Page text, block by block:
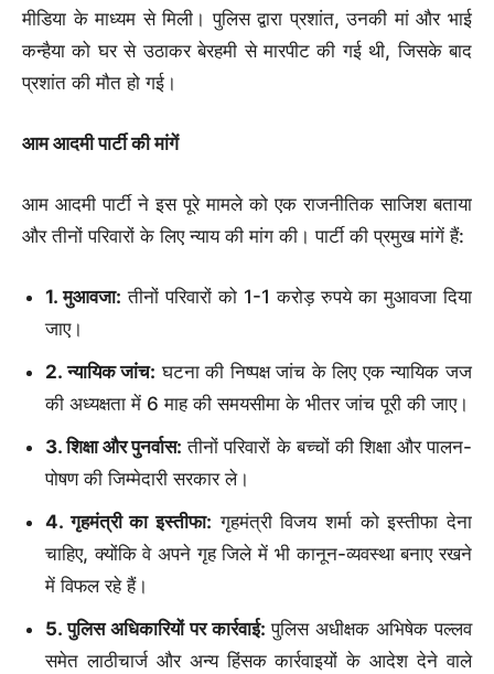
मीडिया के माध्यम से मिली। पुलिस द्वारा प्रशांत, उनकी मां और भाई
कन्हैया को घर से उठाकर बेरहमी से मारपीट की गई थी, जिसके बाद
प्रशांत की मौत हो गई।
आम आदमी पार्टी की मांगें
आम आदमी पार्टी ने इस पूरे मामले को एक राजनीतिक साजिश बताया
और तीनों परिवारों के लिए न्याय की मांग की। पार्टी की प्रमुख मांगें हैं:
1. मुआवजा: तीनों परिवारों को 1-1 करोड़ रुपये का मुआवजा दिया
जाए।
2. न्यायिक जांच: घटना की निष्पक्ष जांच के लिए एक न्यायिक जज
की अध्यक्षता में 6 माह की समयसीमा के भीतर जांच पूरी की जाए।
3. शिक्षा और पुनर्वास: तीनों परिवारों के बच्चों की शिक्षा और पालन-
पोषण की जिम्मेदारी सरकार ले।
4. गृहमंत्री का इस्तीफा: गृहमंत्री विजय शर्मा को इस्तीफा देना
चाहिए, क्योंकि वे अपने गृह जिले में भी कानून-व्यवस्था बनाए रखने
में विफल रहे हैं।
5. पुलिस अधिकारियों पर कार्रवाई: पुलिस अधीक्षक अभिषेक पल्लव
समेत लाठीचार्ज और अन्य हिंसक कार्रवाइयों के आदेश देने वाले